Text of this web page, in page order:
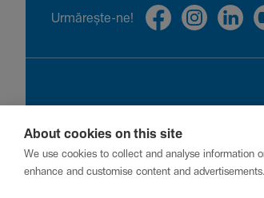
Urmă­rește-ne!
Privacy Cookies
About cookies on this site
We use cookies to collect and analyse information
enhance and customise content and advertisements.